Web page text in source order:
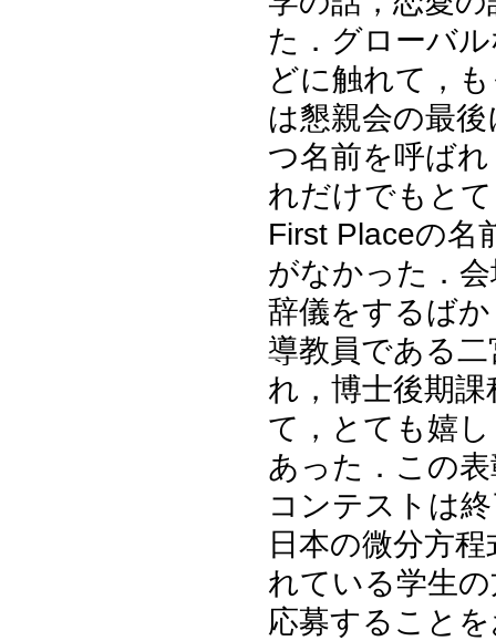
た．グローバ
どに触れて，
は懇親会の最
つ名前を呼ば
れだけでもと
First Placeの名
がなかった．
辞儀をするば
導教員である
れ，博士後期
て，とても嬉
あった．この
コンテストは
日本の微分方
れている学生
応募すること